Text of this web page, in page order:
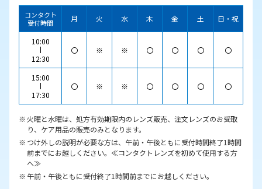
コンタクト
受付時間
月 火 水 木 金 土 日・祝
10:00
12:30
〇 ※ ※ 〇 〇 〇 〇
15:00
17:30
〇 ※ ※ 〇 〇 〇 〇
火曜と水曜は、処方有効期限内のレンズ販売、注文レンズのお受取
り、ケア用品の販売のみとなります。
つけ外しの説明が必要な方は、午前・午後ともに受付時間終了1時間
前までにお越しください。≪コンタクトレンズを初めて使用する方
へ≫
午前・午後ともに受付終了1時間前までにお越しください。